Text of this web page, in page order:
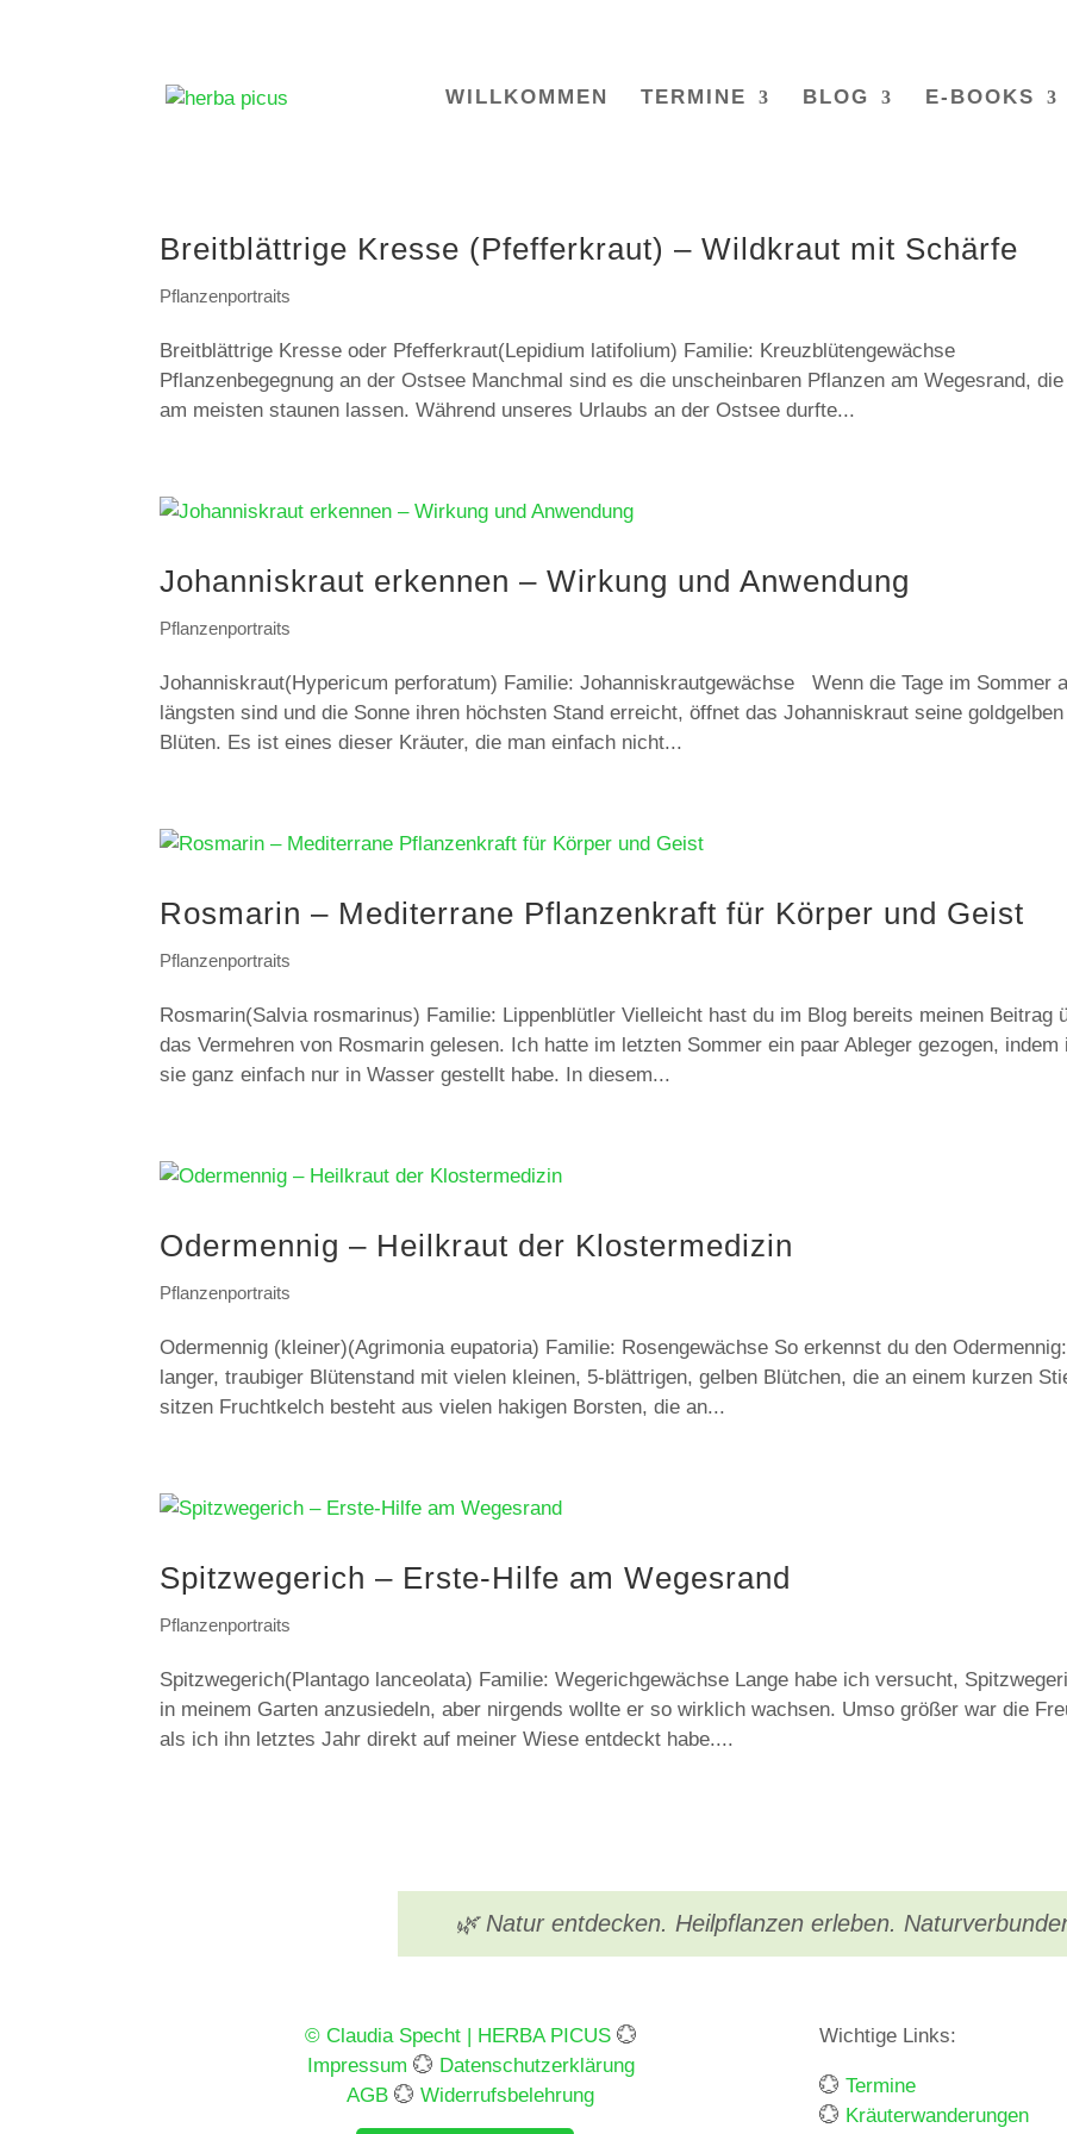
WILLKOMMEN TERMINE BLOG E-BOOKS
Breitblättrige Kresse (Pfefferkraut) – Wildkraut mit Schärfe
Pflanzenportraits
Breitblättrige Kresse oder Pfefferkraut(Lepidium latifolium) Familie: Kreuzblütengewächse
Pflanzenbegegnung an der Ostsee Manchmal sind es die unscheinbaren Pflanzen am Wegesrand,
am meisten staunen lassen. Während unseres Urlaubs an der Ostsee durfte...
Johanniskraut erkennen – Wirkung und Anwendung
Pflanzenportraits
Johanniskraut(Hypericum perforatum) Familie: Johanniskrautgewächse Wenn die Tage im Sommer
längsten sind und die Sonne ihren höchsten Stand erreicht, öffnet das Johanniskraut seine goldgelben
Blüten. Es ist eines dieser Kräuter, die man einfach nicht...
Rosmarin – Mediterrane Pflanzenkraft für Körper und Geist
Pflanzenportraits
Rosmarin(Salvia rosmarinus) Familie: Lippenblütler Vielleicht hast du im Blog bereits meinen Beitrag
das Vermehren von Rosmarin gelesen. Ich hatte im letzten Sommer ein paar Ableger gezogen, indem
sie ganz einfach nur in Wasser gestellt habe. In diesem...
Odermennig – Heilkraut der Klostermedizin
Pflanzenportraits
Odermennig (kleiner)(Agrimonia eupatoria) Familie: Rosengewächse So erkennst du den Odermennig:
langer, traubiger Blütenstand mit vielen kleinen, 5-blättrigen, gelben Blütchen, die an einem kurzen
sitzen Fruchtkelch besteht aus vielen hakigen Borsten, die an...
Spitzwegerich – Erste-Hilfe am Wegesrand
Pflanzenportraits
Spitzwegerich(Plantago lanceolata) Familie: Wegerichgewächse Lange habe ich versucht,
in meinem Garten anzusiedeln, aber nirgends wollte er so wirklich wachsen. Umso größer war die
als ich ihn letztes Jahr direkt auf meiner Wiese entdeckt habe....
🌿 Natur entdecken. Heilpflanzen erleben.
© Claudia Specht | HERBA PICUS💮
Impressum 💮 Datenschutzerklärung
AGB 💮Widerrufsbelehrung
Wichtige Links:
💮Termine
💮 Kräuterwanderungen